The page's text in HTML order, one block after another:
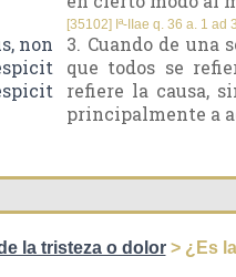
non
[35102] Iª-IIae q. 36 a. 1 ad 3
3. Cuando de una
que todos se
refiere la causa,
principalmente a
la tristeza o dolor> ¿Es